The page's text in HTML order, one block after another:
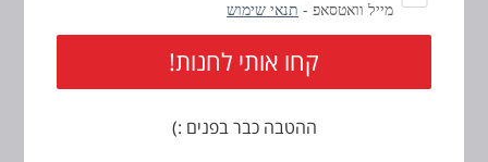
מפסק חכם לדוד
מייל וואטסאפ - תנאי שימוש
ההטבה כבר בפנים :)